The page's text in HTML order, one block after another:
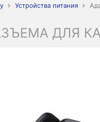
Устройства питания
ДЛЯ